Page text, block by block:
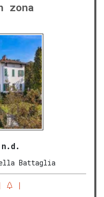
n.d.
Battaglia